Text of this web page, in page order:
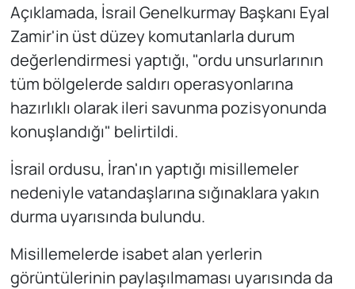
Açıklamada, İsrail Genelkurmay Başkanı Eyal
Zamir'in üst düzey komutanlarla durum
değerlendirmesi yaptığı, "ordu unsurlarının
tüm bölgelerde saldırı operasyonlarına
hazırlıklı olarak ileri savunma pozisyonunda
konuşlandığı" belirtildi.
İsrail ordusu, İran'ın yaptığı misillemeler
nedeniyle vatandaşlarına sığınaklara yakın
durma uyarısında bulundu.
Misillemelerde isabet alan yerlerin
görüntülerinin paylaşılmaması uyarısında da